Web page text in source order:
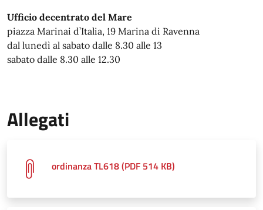
Ufficio decentrato del Mare
piazza Marinai d’Italia, 19 Marina di Ravenna
dal lunedì al sabato dalle 8.30 alle 13
sabato dalle 8.30 alle 12.30
Allegati
ordinanza TL618 (PDF 514 KB)